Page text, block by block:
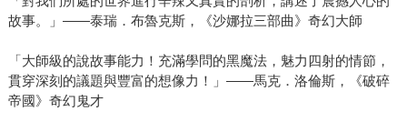
故事。」——泰瑞．布魯克斯，《沙娜拉三部曲》奇幻大師
「大師級的說故事能力！充滿學問的黑魔法，魅力四射的情節，
貫穿深刻的議題與豐富的想像力！」——馬克．洛倫斯，《破碎
帝國》奇幻鬼才